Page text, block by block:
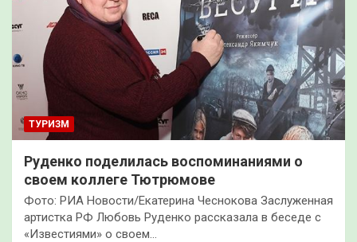
ТУРИЗМ
Руденко поделилась воспоминаниями о
своем коллеге Тютрюмове
Фото: РИА Новости/Екатерина Чеснокова Заслуженная
артистка РФ Любовь Руденко рассказала в беседе с
«Известиями» о своем…